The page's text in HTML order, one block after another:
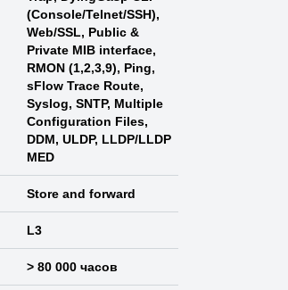
(Console/Telnet/SSH),
Web/SSL, Public &
Private MIB interface,
RMON (1,2,3,9), Ping,
sFlow Trace Route,
Syslog, SNTP, Multiple
Configuration Files,
DDM, ULDP, LLDP/LLDP
MED
Store and forward
L3
> 80 000 часов